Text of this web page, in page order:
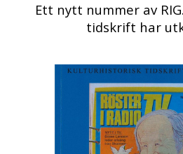
Ett nytt nummer av
tidskrift har